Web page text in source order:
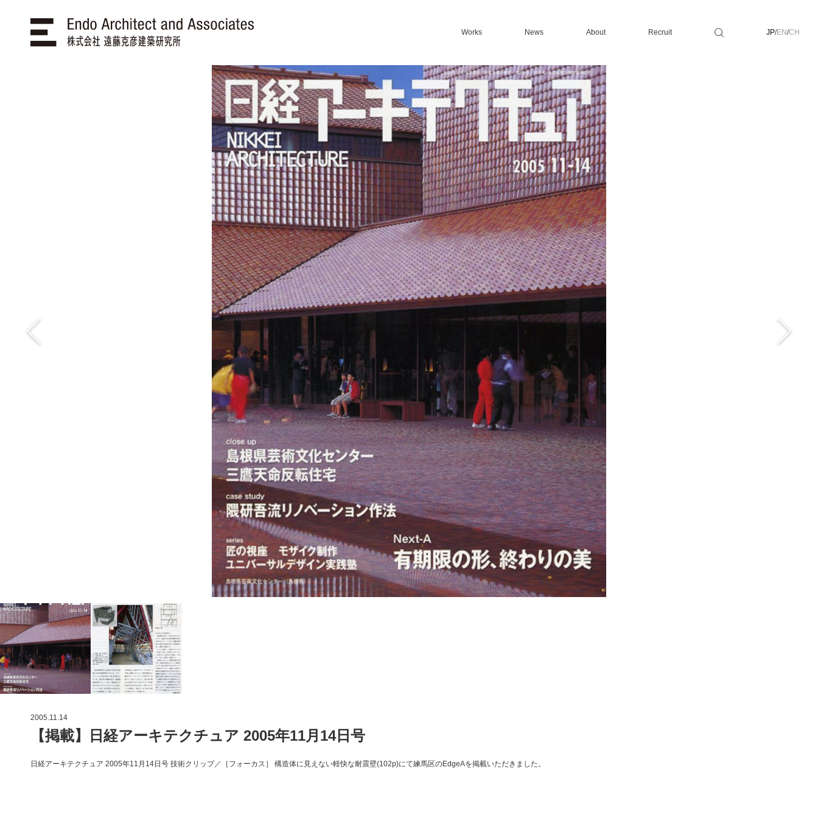
Works News About Recruit JP/EN/CH
2005.11.14
【掲載】日経アーキテクチュア 2005年11月14日号
日経アーキテクチュア 2005年11月14日号 技術クリップ／［フォーカス］ 構造体に見えない軽快な耐震壁(102p)にて練馬区のEdgeAを掲載いただきました。